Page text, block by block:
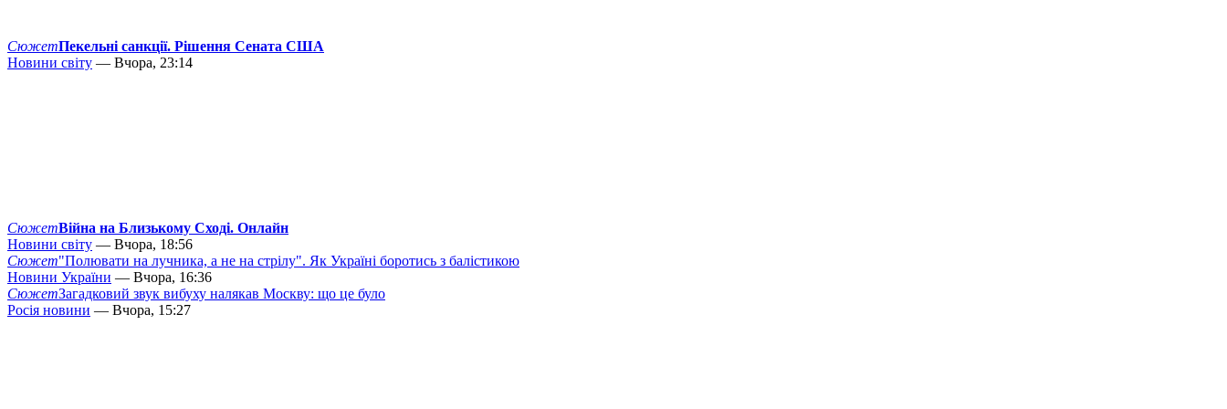
СюжетПекельні санкції. Рішення Сената США
Новини світу — Вчора, 23:14
СюжетВійна на Близькому Сході. Онлайн
Новини світу — Вчора, 18:56
Сюжет"Полювати на лучника, а не на стрілу". Як Україні боротись з балістикою
Новини України — Вчора, 16:36
СюжетЗагадковий звук вибуху налякав Москву: що це було
Росія новини — Вчора, 15:27